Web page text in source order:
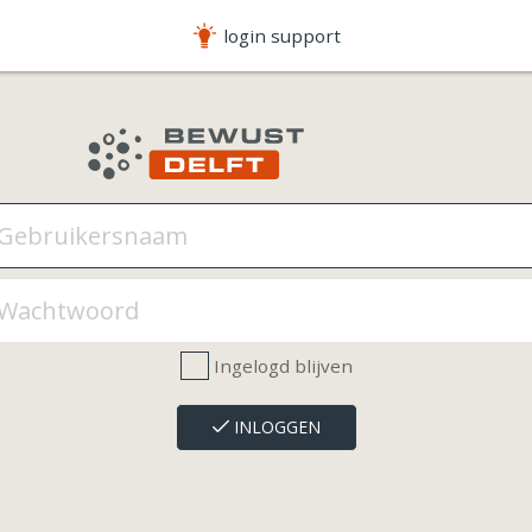
login support
Ingelogd blijven
INLOGGEN